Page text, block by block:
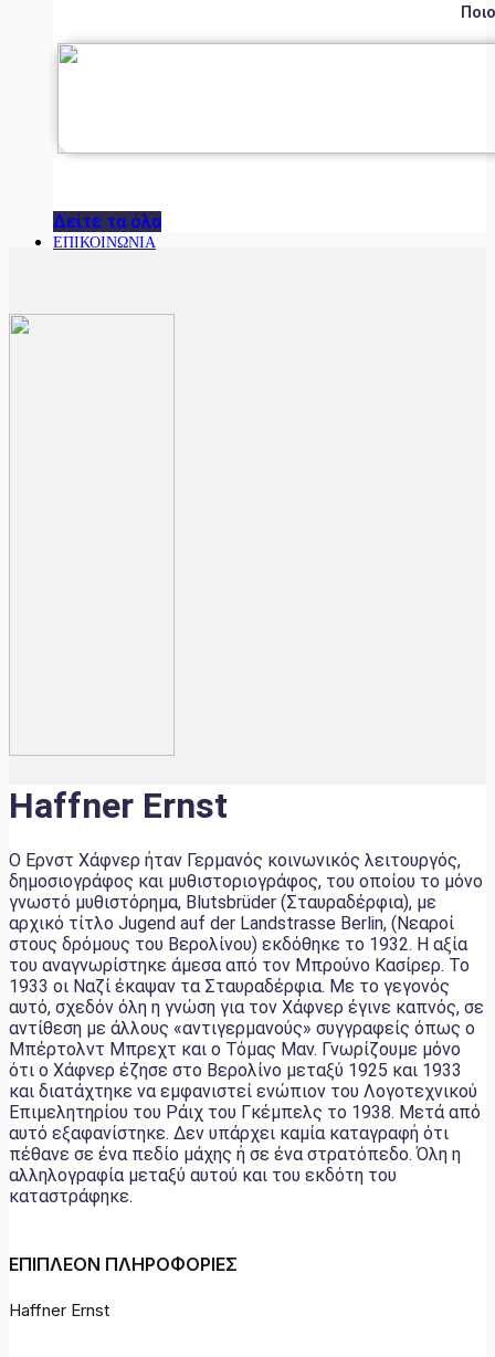
Δείτε τα όλα
ΕΠΙΚΟΙΝΩΝΙΑ
Haffner Ernst
Ο Ερνστ Χάφνερ ήταν Γερμανός κοινωνικός λειτουργός,
δημοσιογράφος και μυθιστοριογράφος, του οποίου το μόνο
γνωστό μυθιστόρημα, Blutsbrüder (Σταυραδέρφια), με
αρχικό τίτλο Jugend auf der Landstrasse Berlin, (Νεαροί
στους δρόμους του Βερολίνου) εκδόθηκε το 1932. Η αξία
του αναγνωρίστηκε άμεσα από τον Μπρούνο Κασίρερ. Το
1933 οι Ναζί έκαψαν τα Σταυραδέρφια. Με το γεγονός
αυτό, σχεδόν όλη η γνώση για τον Χάφνερ έγινε καπνός, σε
αντίθεση με άλλους «αντιγερμανούς» συγγραφείς όπως ο
Μπέρτολντ Μπρεχτ και ο Τόμας Μαν. Γνωρίζουμε μόνο
ότι ο Χάφνερ έζησε στο Βερολίνο μεταξύ 1925 και 1933
και διατάχτηκε να εμφανιστεί ενώπιον του Λογοτεχνικού
Επιμελητηρίου του Ράιχ του Γκέμπελς το 1938. Μετά από
αυτό εξαφανίστηκε. Δεν υπάρχει καμία καταγραφή ότι
πέθανε σε ένα πεδίο μάχης ή σε ένα στρατόπεδο. Όλη η
αλληλογραφία μεταξύ αυτού και του εκδότη του
καταστράφηκε.
ΕΠΙΠΛΕΟΝ ΠΛΗΡΟΦΟΡΙΕΣ
Haffner Ernst